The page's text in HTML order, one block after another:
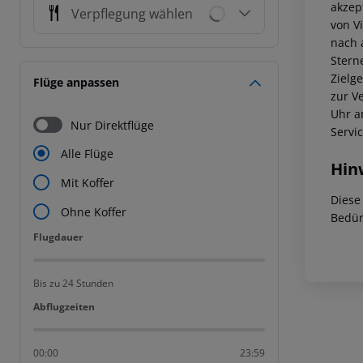
Verpflegung wählen
Flüge anpassen
Nur Direktflüge
Alle Flüge
Mit Koffer
Ohne Koffer
Flugdauer
Flugdauer
Bis zu 24 Stunden
Abflugzeiten
Abflugzeiten
00:00 23:59
von
nach
zur
Uhr